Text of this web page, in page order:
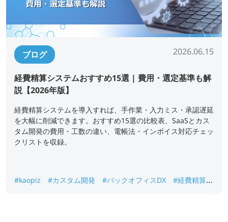
ブログ 2026.06.15
経費精算システムおすすめ15選 | 費用・選定基準も解
説【2026年版】
経費精算システムを導入すれば、手作業・入力ミス・承認遅延
を大幅に削減できます。おすすめ15選の比較表、SaaSとカス
タム開発の費用・工数の違い、電帳法・インボイス対応チェッ
クリストを収録。
#kaopiz #カスタム開発 #バックオフィスDX
#経費精算シ